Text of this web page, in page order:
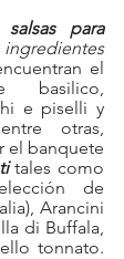
salsas para
el
basilico,
e piselli y
otras,
el banquete
tales como
de
Arancini
di Buffala,
tonnato.